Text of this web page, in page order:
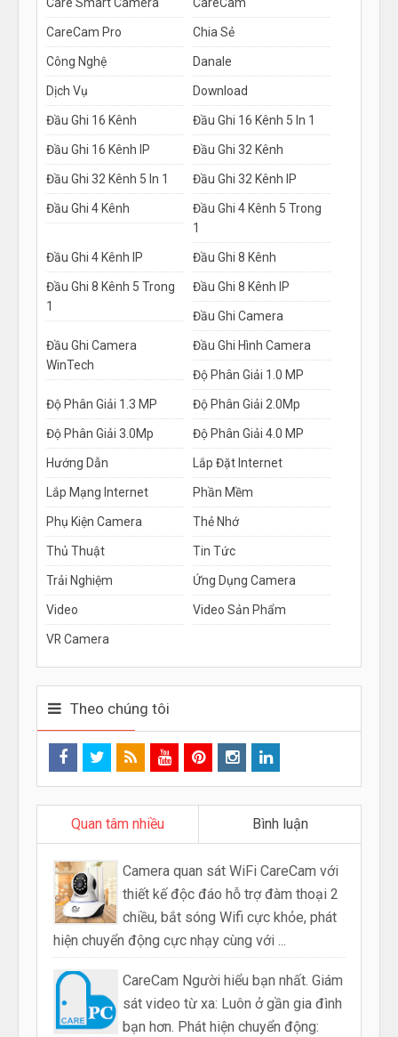
Care Smart Camera CareCam
CareCam Pro Chia Sẻ
Công Nghệ Danale
Dịch Vụ Download
Đầu Ghi 16 Kênh Đầu Ghi 16 Kênh 5 In 1
Đầu Ghi 16 Kênh IP Đầu Ghi 32 Kênh
Đầu Ghi 32 Kênh 5 In 1 Đầu Ghi 32 Kênh IP
Đầu Ghi 4 Kênh
Đầu Ghi 4 Kênh 5 Trong
1
Đầu Ghi 4 Kênh IP Đầu Ghi 8 Kênh
Đầu Ghi 8 Kênh 5 Trong
1
Đầu Ghi 8 Kênh IP
Đầu Ghi Camera
Đầu Ghi Camera
WinTech
Đầu Ghi Hình Camera
Độ Phân Giải 1.0 MP
Độ Phân Giải 1.3 MP Độ Phân Giải 2.0Mp
Độ Phân Giải 3.0Mp Độ Phân Giải 4.0 MP
Hướng Dẫn Lắp Đặt Internet
Lắp Mạng Internet Phần Mềm
Phụ Kiện Camera Thẻ Nhớ
Thủ Thuật Tin Tức
Trải Nghiệm Ứng Dụng Camera
Video Video Sản Phẩm
VR Camera
Theo chúng tôi
Quan tâm nhiều Bình luận
Camera quan sát WiFi CareCam với
thiết kế độc đáo hỗ trợ đàm thoại 2
chiều, bắt sóng Wifi cực khỏe, phát
hiện chuyển động cực nhạy cùng với ...
CareCam Người hiểu bạn nhất. Giám
sát video từ xa: Luôn ở gần gia đình
bạn hơn. Phát hiện chuyển động: